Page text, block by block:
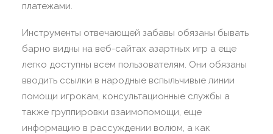
платежами.
Инструменты отвечающей забавы обязаны бывать
барно видны на веб-сайтах азартных игр а еще
легко доступны всем пользователям. Они обязаны
вводить ссылки в народные вспыльчивые линии
помощи игрокам, консультационные службы а
также группировки взаимопомощи, еще
информацию в рассуждении волюм, а как